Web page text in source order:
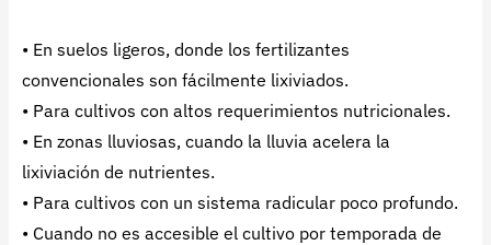
• En suelos ligeros, donde los fertilizantes
convencionales son fácilmente lixiviados.
• Para cultivos con altos requerimientos nutricionales.
• En zonas lluviosas, cuando la lluvia acelera la
lixiviación de nutrientes.
• Para cultivos con un sistema radicular poco profundo.
• Cuando no es accesible el cultivo por temporada de